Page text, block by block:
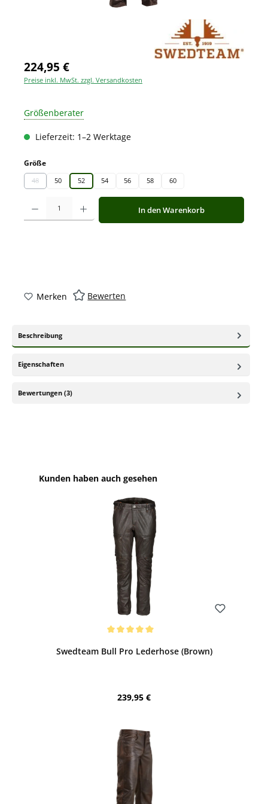
224,95 €
Preise inkl. MwSt. zzgl. Versandkosten
Größenberater
Lieferzeit: 1–2 Werktage
Größeauswählen
48
(Diese Option ist zurzeit nicht verfügbar.)
50 52 54 56 58 60
Produkt Anzahl: Gib den gewünschten Wert ein oder benutze die
In den Warenkorb
Merken Bewerten
Beschreibung
Eigenschaften
Bewertungen (3)
Produktgalerie überspringen
Kunden haben auch gesehen
Swedteam Bull Pro Lederhose (Brown)
Regulärer Preis:
239,95 €